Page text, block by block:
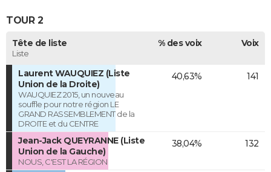
TOUR 2
Tête de liste
Liste
% des voix Voix
Laurent WAUQUIEZ (Liste
Union de la Droite)
WAUQUIEZ 2015, un nouveau
souffle pour notre région LE
GRAND RASSEMBLEMENT de la
DROITE et du CENTRE
40,63% 141
Jean-Jack QUEYRANNE (Liste
Union de la Gauche)
NOUS, C'EST LA RÉGION
38,04% 132